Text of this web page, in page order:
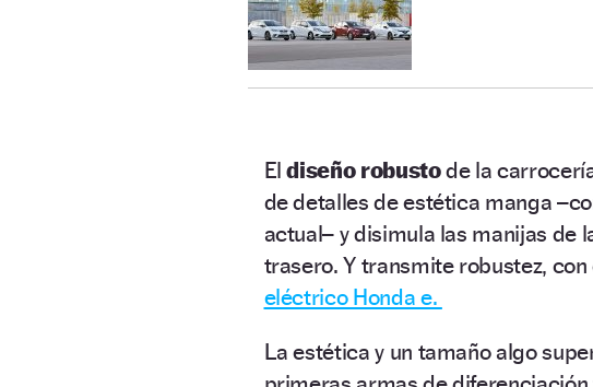
Eldiseño robustode la
de detalles de estética manga
actual– y disimula las manijas de
trasero. Y transmite robustez,
eléctrico Honda e.
La estética y un tamaño algo